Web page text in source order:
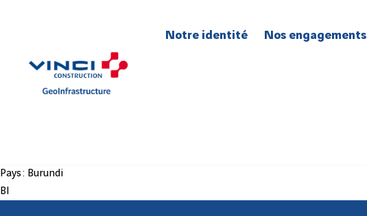
Notre identité Nos engagements
Pays : Burundi
BI